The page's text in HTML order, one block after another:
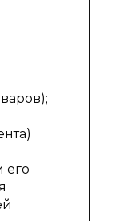
его